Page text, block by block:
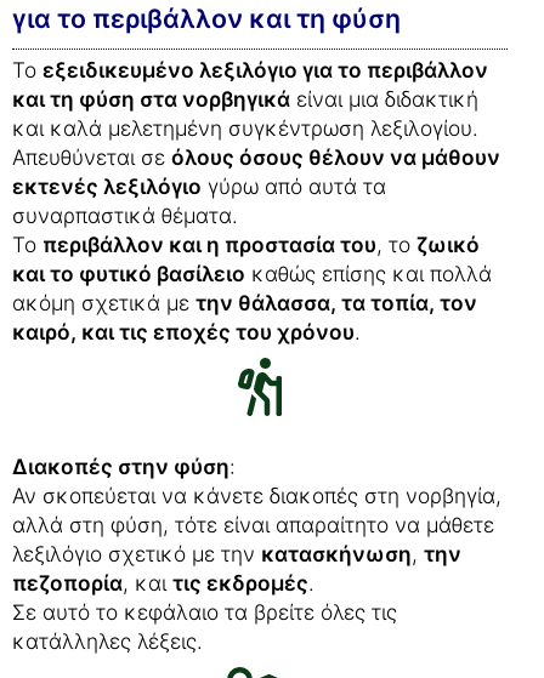
για το περιβάλλον και τη φύση
Το εξειδικευμένο λεξιλόγιο για το περιβάλλον
και τη φύση στα νορβηγικά είναι μια διδακτική
και καλά μελετημένη συγκέντρωση λεξιλογίου.
Απευθύνεται σε όλους όσους θέλουν να μάθουν
εκτενές λεξιλόγιο γύρω από αυτά τα
συναρπαστικά θέματα.
Το περιβάλλον και η προστασία του, το ζωικό
και το φυτικό βασίλειο καθώς επίσης και πολλά
ακόμη σχετικά με την θάλασσα, τα τοπία, τον
καιρό, και τις εποχές του χρόνου.
Διακοπές στην φύση:
Αν σκοπεύεται να κάνετε διακοπές στη νορβηγία,
αλλά στη φύση, τότε είναι απαραίτητο να μάθετε
λεξιλόγιο σχετικό με την κατασκήνωση, την
πεζοπορία, και τις εκδρομές.
Σε αυτό το κεφάλαιο τα βρείτε όλες τις
κατάλληλες λέξεις.